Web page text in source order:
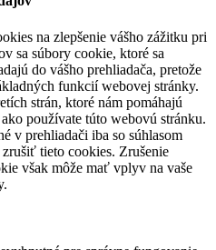
na zlepšenie vášho zážitku pri
sa súbory cookie, ktoré sa
do vášho prehliadača, pretože
funkcií webovej stránky.
strán, ktoré nám pomáhajú
používate túto webovú stránku.
v prehliadači iba so súhlasom
tieto cookies. Zrušenie
však môže mať vplyv na vaše